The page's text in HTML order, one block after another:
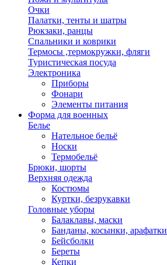
Очки
Палатки, тенты и шатры
Рюкзаки, ранцы
Спальники и коврики
Термосы ,термокружки, фляги
Туристическая посуда
Электроника
Приборы
Фонари
Элементы питания
Форма для военных
Белье
Нательное бельё
Носки
Термобельё
Брюки, шорты
Верхняя одежда
Костюмы
Куртки, безрукавки
Головные уборы
Балаклавы, маски
Банданы, косынки, арафатки
Бейсболки
Береты
Кепки